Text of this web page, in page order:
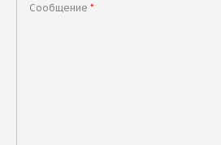
Сообщение *